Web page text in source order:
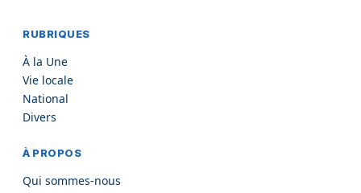
RUBRIQUES
À la Une
Vie locale
National
Divers
À PROPOS
Qui sommes-nous